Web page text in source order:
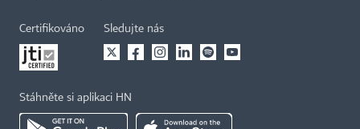
Certifikováno Sledujte nás
Stáhněte si aplikaci HN